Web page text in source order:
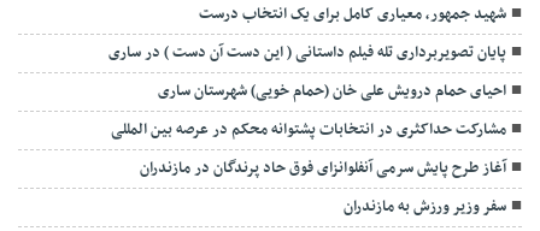
شهید جمهور، معیاری کامل برای یک انتخاب درست
پایان تصویربرداری تله فیلم داستانی ( این دست آن دست ) در ساری
احیای حمام درویش علی خان (حمام خویی) شهرستان ساری
مشارکت حداکثری در انتخابات پشتوانه محکم در عرصه بین المللی
آغاز طرح پایش سرمی آنفلوانزای فوق حاد پرندگان در مازندران
سفر وزیر ورزش به مازندران